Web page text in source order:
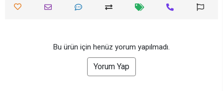
Bu ürün için henüz yorum yapılmadı.
Yorum Yap